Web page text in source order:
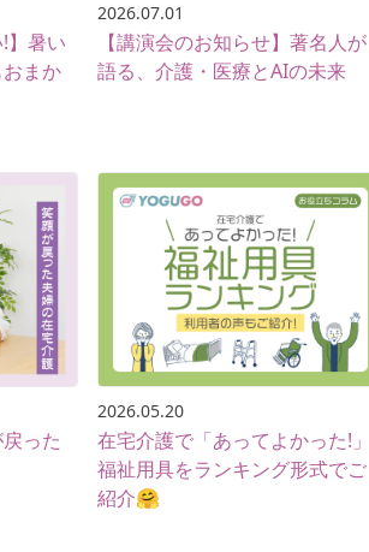
】暑い
まか
2026.07.01
【講演会のお知らせ】著名人が
語る、介護・医療とAIの未来
った
2026.05.20
在宅介護で「あってよかった!」
福祉用具をランキング形式でご
紹介🤗